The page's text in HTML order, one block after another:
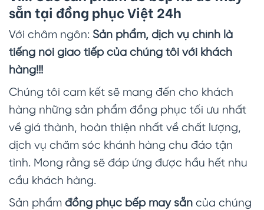
sẵn tại đồng phục Việt 24h
Với châm ngôn: Sản phẩm, dịch vụ chính là
tiếng nói giao tiếp của chúng tôi với khách
hàng!!!
Chúng tôi cam kết sẽ mang đến cho khách
hàng những sản phẩm đồng phục tối ưu nhất
về giá thành, hoàn thiện nhất về chất lượng,
dịch vụ chăm sóc khánh hàng chu đáo tận
tình. Mong rằng sẽ đáp ứng được hầu hết nhu
cầu khách hàng.
Sản phẩm đồng phục bếp may sẵn của chúng